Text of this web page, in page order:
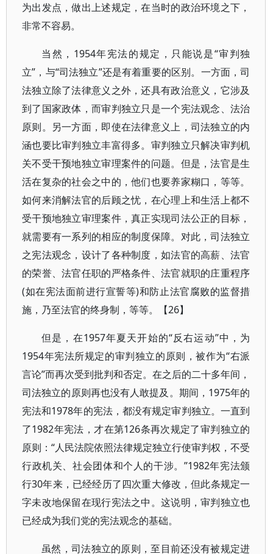
为出发点，做出上述规定，在当时的政治环境之下，
非常不容易。
当然，1954年宪法的规定，只能说是“审判独
立”，与“司法独立”还是有着重要的区别。一方面，司
法独立除了法律意义之外，还具有政治意义，它涉及
到了国家政体，而审判独立只是一个宪法观念、法治
原则。另一方面，即使在法律意义上，司法独立的内
涵也要比审判独立丰富得多。审判独立只解决审判机
关不受干预地独立审理案件的问题。但是，法官是生
活在复杂的社会之中的，他们也要养家糊口，等等。
如何来消解法官的后顾之忧，在心理上和生活上都不
受干预地独立审理案件，真正实现司法公正的目标，
就需要有一系列的相应的制度保障。对此，司法独立
之宪法观念，设计了各种制度，如法官的高薪、法官
的荣誉、法官任职的严格条件、法官就职的庄重程序
(如在宪法面前进行宣誓等)和防止法官腐败的监督措
施，乃至法官的终身制，等等。【26】
但是，在1957年夏天开始的“反右运动”中，为
1954年宪法所规定的审判独立的原则，被作为“右派
言论”而再次受到批判和否定。在之后的二十多年间，
司法独立的原则再也没有人敢提及。期间，1975年的
宪法和1978年的宪法，都没有规定审判独立。一直到
了1982年宪法，才在第126条再次规定了审判独立的
原则：“人民法院依照法律规定独立行使审判权，不受
行政机关、社会团体和个人的干涉。”1982年宪法颁
行30年来，已经经历了四次重大修改，但此条规定一
字未改地保留在现行宪法之中。这说明，审判独立也
已经成为我们党的宪法观念的基础。
虽然，司法独立的原则，至目前还没有被规定进